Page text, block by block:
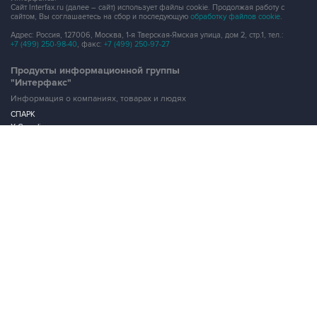
Сайт Interfax.ru (далее – сайт) использует файлы cookie. Продолжая работу с
сайтом, Вы соглашаетесь на сбор и последующую обработку файлов cookie.
Адрес: Россия, 127006, Москва, 1-я Тверская-Ямская улица, дом 2, стр.1, тел.:
+7 (499) 250-98-40, факс: +7 (499) 250-97-27
Продукты информационной группы
"Интерфакс"
Информация о компаниях, товарах и людях
СПАРК
X-Compliance